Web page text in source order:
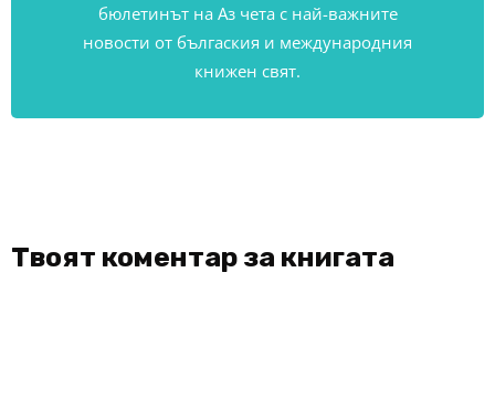
бюлетинът на Аз чета с най-важните
новости от бългаския и международния
книжен свят.
Твоят коментар за книгата